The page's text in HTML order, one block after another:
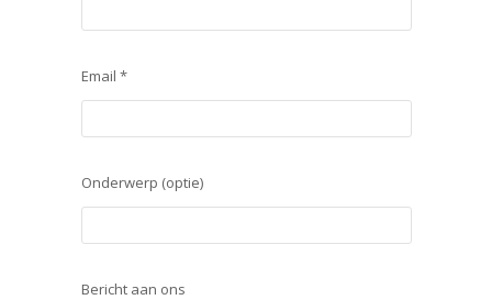
Email *
Onderwerp (optie)
Bericht aan ons